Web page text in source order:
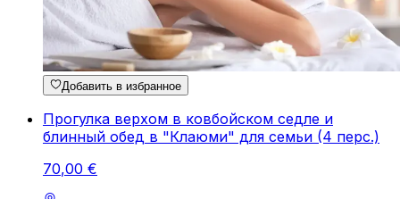
Добавить в избранное
Прогулка верхом в ковбойском седле и
блинный обед в "Клаюми" для семьи (4 перс.)
70,00 €